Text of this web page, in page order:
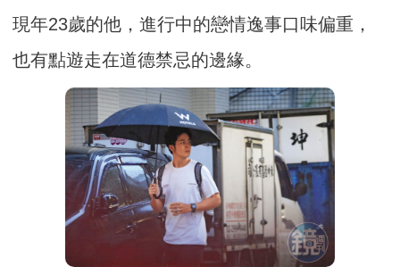
現年23歲的他，進行中的戀情逸事口味偏重，
也有點遊走在道德禁忌的邊緣。